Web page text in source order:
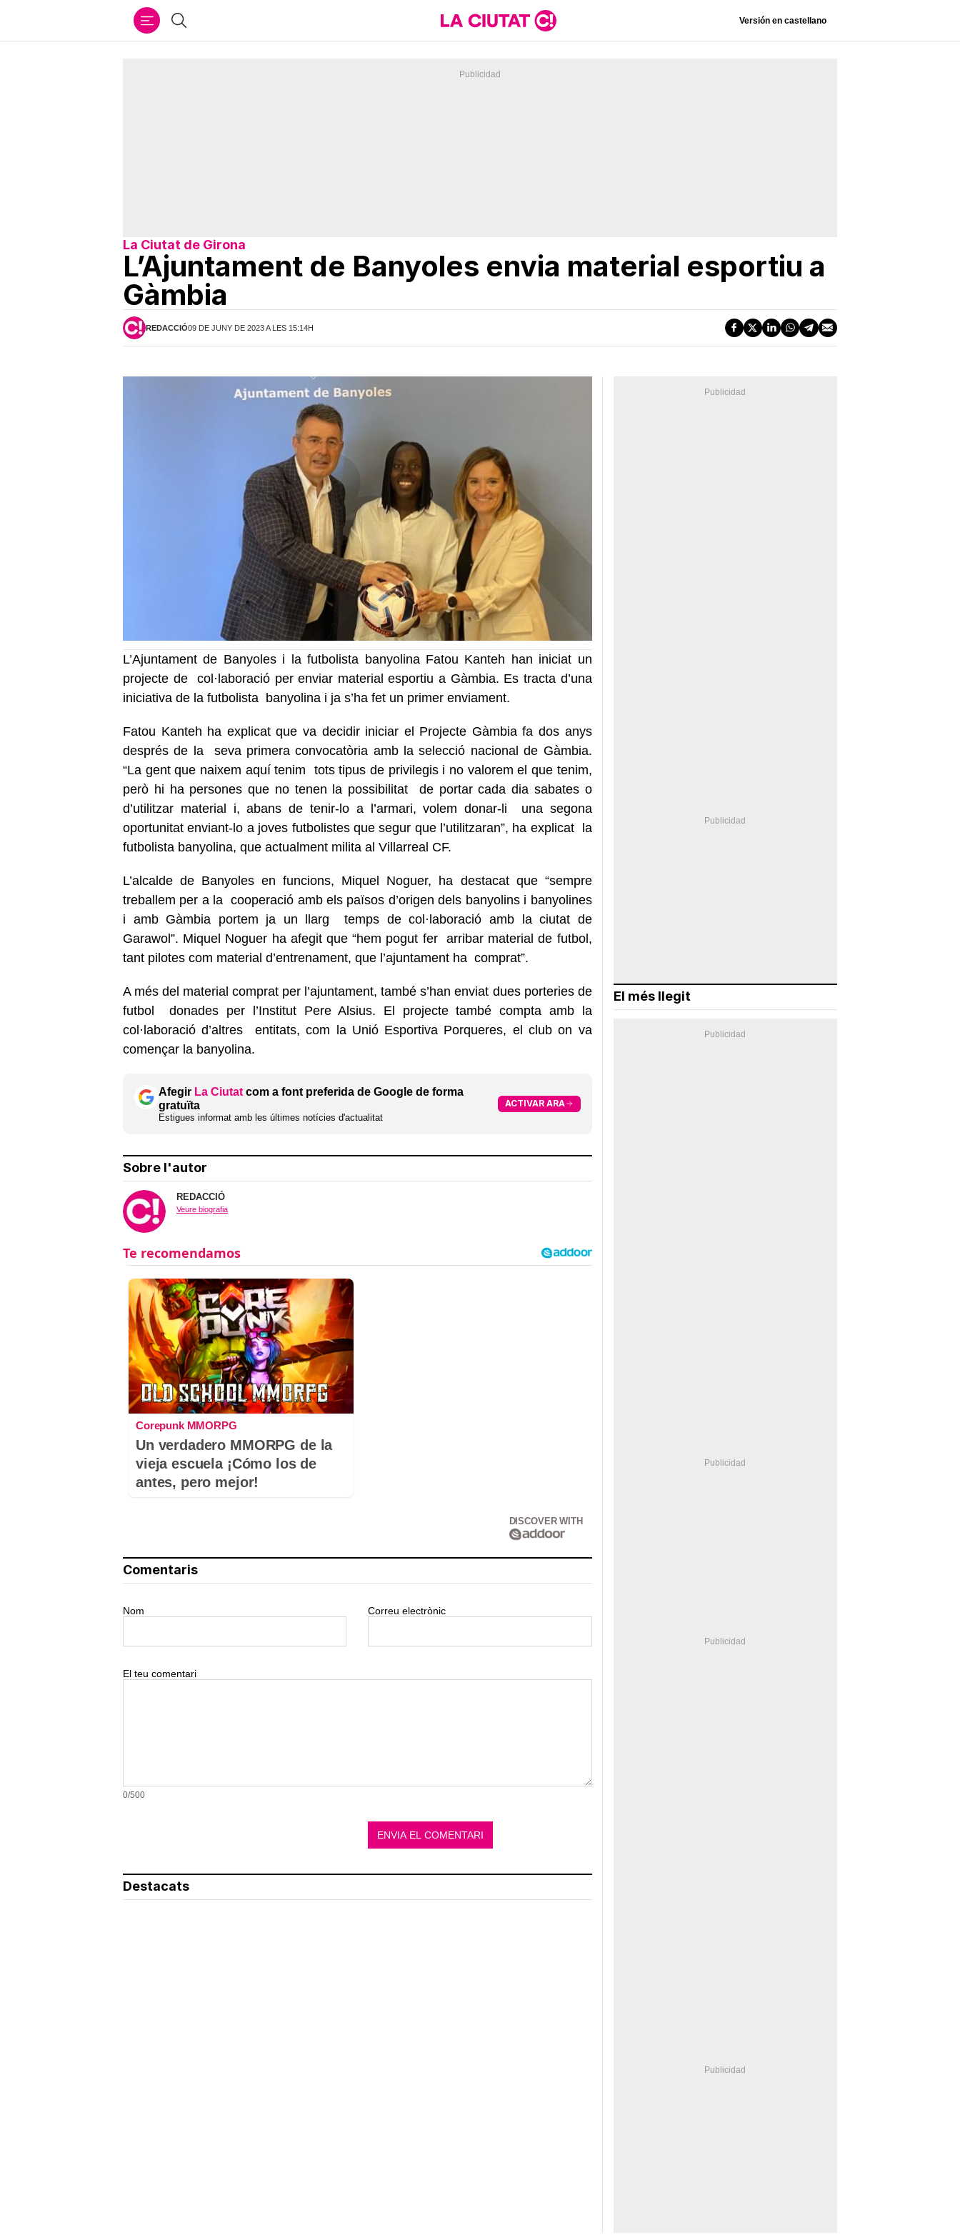
Cercar Versión en castellano
La Ciutat de Girona
L’Ajuntament de Banyoles envia material esportiu a
Gàmbia
REDACCIÓ09 DE JUNY DE 2023 A LES 15:14H
L’Ajuntament de Banyoles i la futbolista banyolina Fatou Kanteh han iniciat un
projecte de col·laboració per enviar material esportiu a Gàmbia. Es tracta d’una
iniciativa de la futbolista banyolina i ja s’ha fet un primer enviament.
Fatou Kanteh ha explicat que va decidir iniciar el Projecte Gàmbia fa dos anys
després de la seva primera convocatòria amb la selecció nacional de Gàmbia.
“La gent que naixem aquí tenim tots tipus de privilegis i no valorem el que tenim,
però hi ha persones que no tenen la possibilitat de portar cada dia sabates o
d’utilitzar material i, abans de tenir-lo a l’armari, volem donar-li una segona
oportunitat enviant-lo a joves futbolistes que segur que l’utilitzaran”, ha explicat la
futbolista banyolina, que actualment milita al Villarreal CF.
L’alcalde de Banyoles en funcions, Miquel Noguer, ha destacat que “sempre
treballem per a la cooperació amb els països d’origen dels banyolins i banyolines
i amb Gàmbia portem ja un llarg temps de col·laboració amb la ciutat de
Garawol”. Miquel Noguer ha afegit que “hem pogut fer arribar material de futbol,
tant pilotes com material d’entrenament, que l’ajuntament ha comprat”.
A més del material comprat per l’ajuntament, també s’han enviat dues porteries de
futbol donades per l’Institut Pere Alsius. El projecte també compta amb la
col·laboració d’altres entitats, com la Unió Esportiva Porqueres, el club on va
començar la banyolina.
Afegir La Ciutat com a font preferida de Google de forma
gratuïta
Estigues informat amb les últimes notícies d'actualitat
ACTIVAR ARA
Sobre l'autor
REDACCIÓ
Veure biografia
Corepunk MMORPG
Un verdadero MMORPG de la
vieja escuela ¡Cómo los de
antes, pero mejor!
DISCOVER WITH
Comentaris
Nom Correu electrònic
El teu comentari
0/500
Destacats
El més llegit